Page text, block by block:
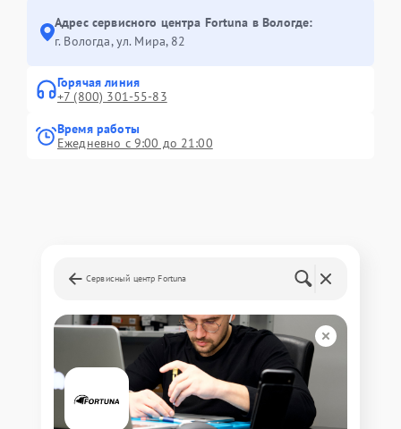
Адрес сервисного центра Fortuna в Вологде:
г. Вологда, ул. Мира, 82
Горячая линия
+7 (800) 301-55-83
Время работы
Ежедневно с 9:00 до 21:00
Сервисный центр Fortuna